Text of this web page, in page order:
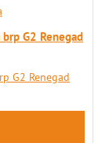
G2 Renegad
G2 Renegad